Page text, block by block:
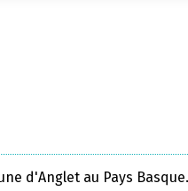
d'Anglet au Pays